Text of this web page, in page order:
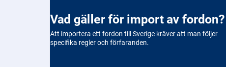
Vad gäller för import av fordon?
Att importera ett fordon till Sverige kräver att man följer
specifika regler och förfaranden.